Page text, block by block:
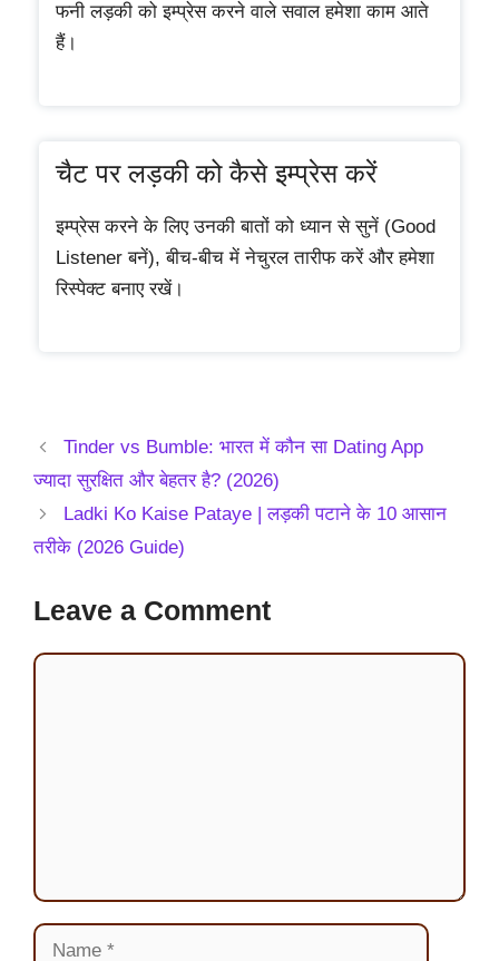
फनी लड़की को इम्प्रेस करने वाले सवाल हमेशा काम आते
हैं।
चैट पर लड़की को कैसे इम्प्रेस करें
इम्प्रेस करने के लिए उनकी बातों को ध्यान से सुनें (Good
Listener बनें), बीच-बीच में नेचुरल तारीफ करें और हमेशा
रिस्पेक्ट बनाए रखें।
Tinder vs Bumble: भारत में कौन सा Dating App
ज्यादा सुरक्षित और बेहतर है? (2026)
Ladki Ko Kaise Pataye | लड़की पटाने के 10 आसान
तरीके (2026 Guide)
Leave a Comment
Comment
Name